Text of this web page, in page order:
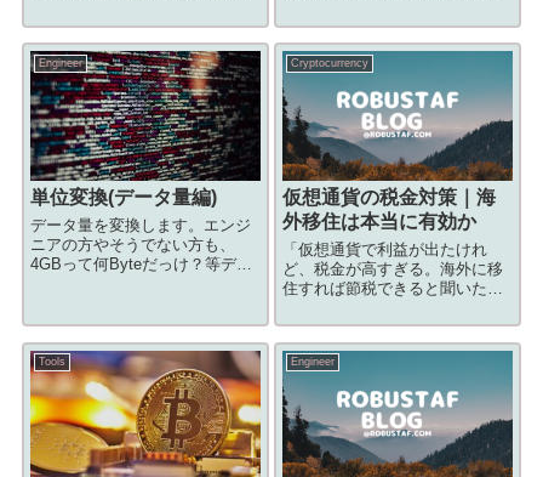
賃相場は非常に重要な指標で
す。家賃と交通アクセスのバラ
ンスを考慮した上で最適な賃貸
物件を決めることができれば、
トータルで見ると...
あります。ここでは、EIGRPの
複合メトリックの計算方法につ
いて解説します。※EIGRPと
は、シスコ独自のダイナ...
Engineer
単位変換(データ量編)
データ量を変換します。エンジ
ニアの方やそうでない方も、
4GBって何Byteだっけ？等デー
ークに登録するなどしてお好き
にお使い下さい。
Cryptocurrency
仮想通貨の税金対策｜海
外移住は本当に有効か
「仮想通貨で利益が出たけれ
ど、税金が高すぎる。海外に移
住すれば節税できると聞いたけ
とはありませんか。仮想通貨の
利益は雑所得として総合課税の
対象になり、所得が大きいほど
税率が上がる仕組みです。この
記事では、仮想通貨...
Tools Engineer